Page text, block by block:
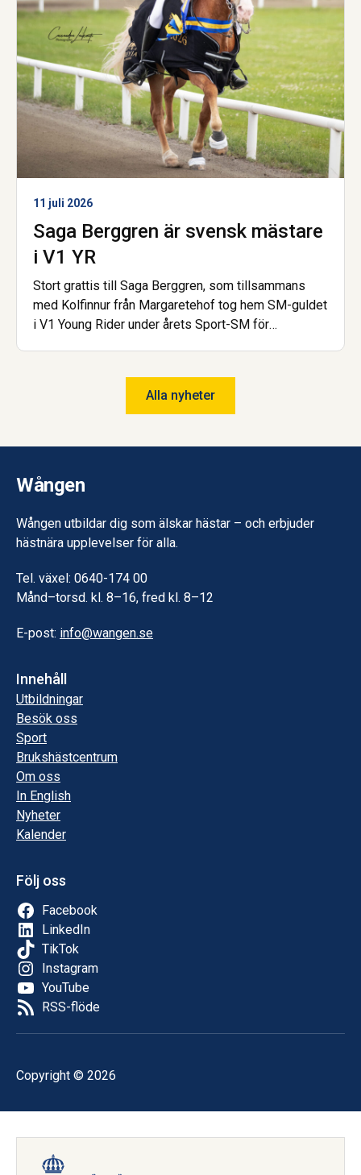
11 juli 2026
Saga Berggren är svensk mästare
i V1 YR
Stort grattis till Saga Berggren, som tillsammans
med Kolfinnur från Margaretehof tog hem SM-guldet
i V1 Young Rider under årets Sport-SM för
och går nu Hovslagarutbildningen, även den på
Alla nyheter
Wången
Wången utbildar dig som älskar hästar – och erbjuder
hästnära upplevelser för alla.
Tel. växel: 0640-174 00
Månd–torsd. kl. 8–16, fred kl. 8–12
E-post: info@wangen.se
Innehåll
Utbildningar
Besök oss
Sport
Brukshästcentrum
Om oss
In English
Nyheter
Kalender
Följ oss
Facebook
LinkedIn
TikTok
Instagram
YouTube
RSS-flöde
Copyright © 2026